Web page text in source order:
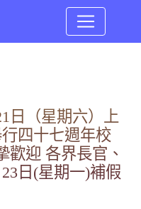
日（星期六）上
四十七週年校
歡迎 各界長官、
日(星期一)補假